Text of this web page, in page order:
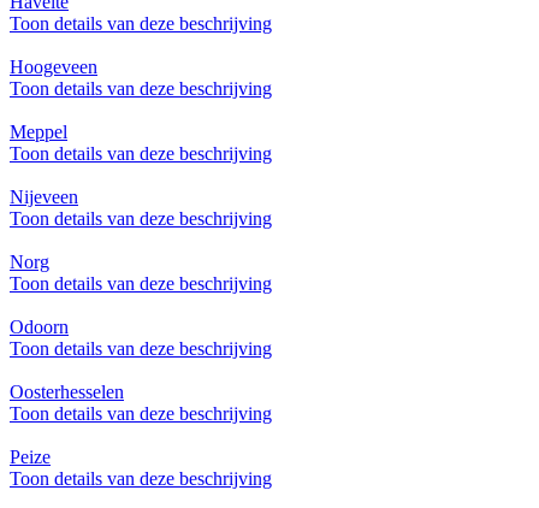
Toon details van deze beschrijving
Hoogeveen
Toon details van deze beschrijving
Meppel
Toon details van deze beschrijving
Nijeveen
Toon details van deze beschrijving
Norg
Toon details van deze beschrijving
Odoorn
Toon details van deze beschrijving
Oosterhesselen
Toon details van deze beschrijving
Peize
Toon details van deze beschrijving